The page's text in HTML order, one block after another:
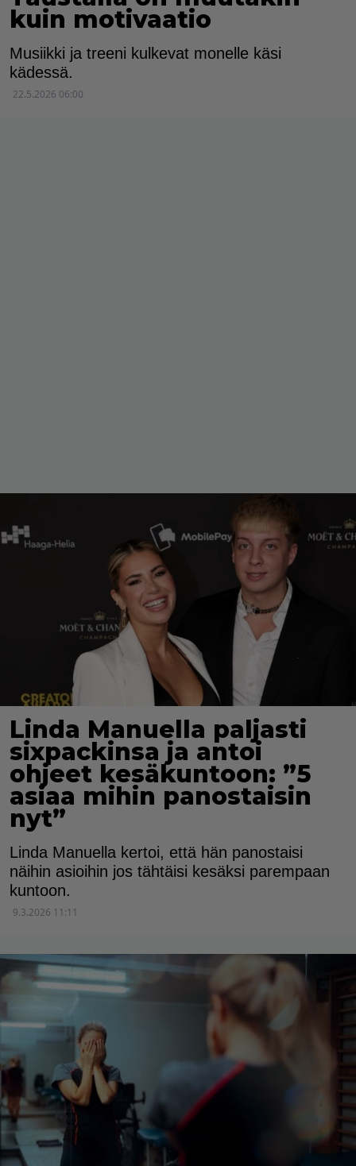
kuin motivaatio
Musiikki ja treeni kulkevat monelle käsi
kädessä.
22.5.2026 06:00
Linda Manuella paljasti
sixpackinsa ja antoi
ohjeet kesäkuntoon: ”5
asiaa mihin panostaisin
nyt”
Linda Manuella kertoi, että hän panostaisi
näihin asioihin jos tähtäisi kesäksi parempaan
kuntoon.
9.3.2026 11:11